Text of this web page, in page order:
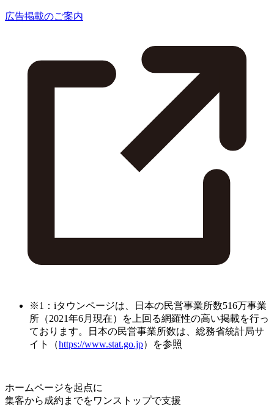
広告掲載のご案内
※1：iタウンページは、日本の民営事業所数516万事業
所（2021年6月現在）を上回る網羅性の高い掲載を行っ
ております。日本の民営事業所数は、総務省統計局サ
イト（https://www.stat.go.jp）を参照
ホームページを起点に
集客から成約までをワンストップで支援